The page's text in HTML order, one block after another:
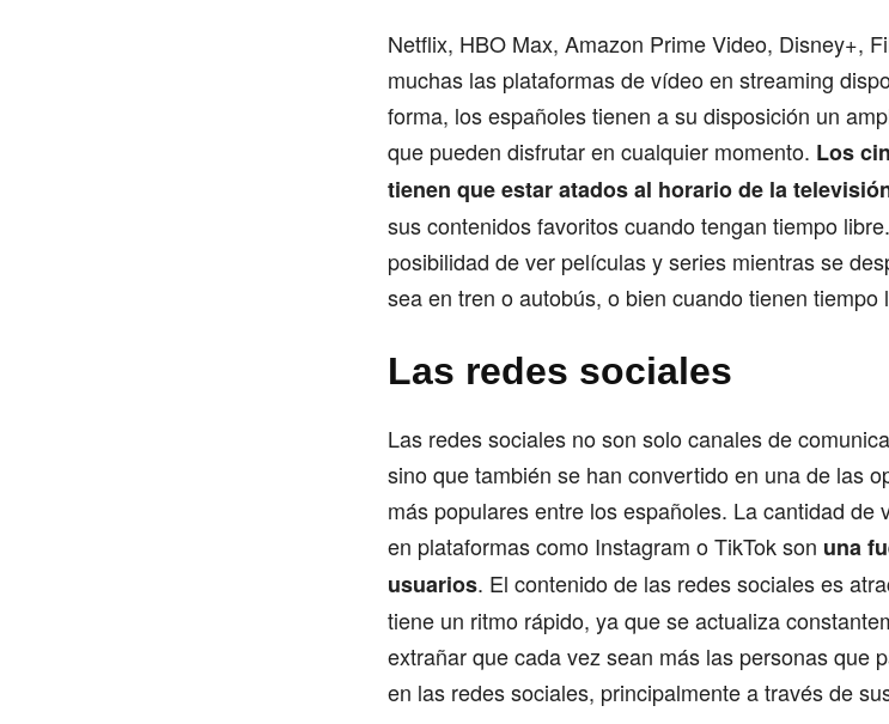
Netflix, HBO Max, Amazon Prime Video, Disney+,
muchas las plataformas de vídeo en streaming
forma, los españoles tienen a su disposición un
que pueden disfrutar en cualquier momento. Los
tienen que estar atados al horario de la
sus contenidos favoritos cuando tengan tiempo
posibilidad de ver películas y series mientras se
sea en tren o autobús, o bien cuando tienen tiempo
Las redes sociales
Las redes sociales no son solo canales de
sino que también se han convertido en una de las
más populares entre los españoles. La cantidad
en plataformas como Instagram o TikTok son una
usuarios. El contenido de las redes sociales es
tiene un ritmo rápido, ya que se actualiza
extrañar que cada vez sean más las personas que
en las redes sociales, principalmente a través de